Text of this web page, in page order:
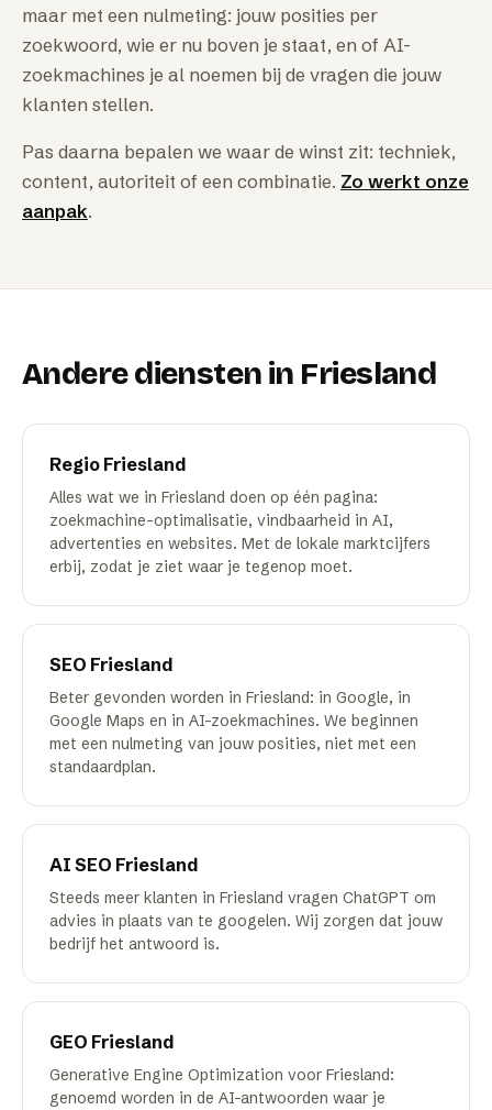
maar met een nulmeting: jouw posities per
zoekwoord, wie er nu boven je staat, en of AI-
zoekmachines je al noemen bij de vragen die jouw
klanten stellen.
Pas daarna bepalen we waar de winst zit: techniek,
content, autoriteit of een combinatie. Zo werkt onze
aanpak.
Andere diensten in Friesland
Regio Friesland
Alles wat we in Friesland doen op één pagina:
zoekmachine-optimalisatie, vindbaarheid in AI,
advertenties en websites. Met de lokale marktcijfers
erbij, zodat je ziet waar je tegenop moet.
SEO Friesland
Beter gevonden worden in Friesland: in Google, in
Google Maps en in AI-zoekmachines. We beginnen
met een nulmeting van jouw posities, niet met een
standaardplan.
AI SEO Friesland
Steeds meer klanten in Friesland vragen ChatGPT om
advies in plaats van te googelen. Wij zorgen dat jouw
bedrijf het antwoord is.
GEO Friesland
Generative Engine Optimization voor Friesland:
genoemd worden in de AI-antwoorden waar je